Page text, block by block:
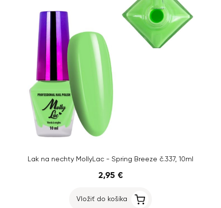
Lak na nechty MollyLac - Spring Breeze č.337, 10ml
2,95 €
Vložiť do košíka